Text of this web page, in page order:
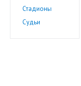
Стадионы
Судьи